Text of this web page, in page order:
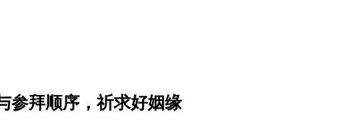
参拜顺序，祈求好姻缘